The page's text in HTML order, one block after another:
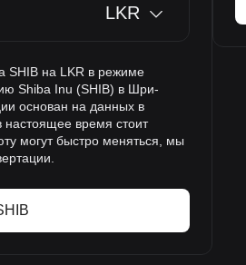
LKR
SHIB на LKR в режиме
Shiba Inu (SHIB) в Шри-
основан на данных в
настоящее время стоит
могут быстро меняться, мы